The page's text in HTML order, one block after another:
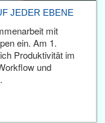
JEDER EBENE
mit
ein. Am 1.
Produktivität im
und